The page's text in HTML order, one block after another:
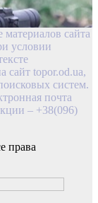
материалов сайта
условии
сайт topor.od.ua,
систем.
почта
– +38(096)
права